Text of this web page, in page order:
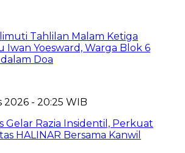
Tahlilan Malam Ketiga
Yoesward, Warga Blok 6
Doa
- 20:25 WIB
Gelar Razia Insidentil, Perkuat
HALINAR Bersama Kanwil